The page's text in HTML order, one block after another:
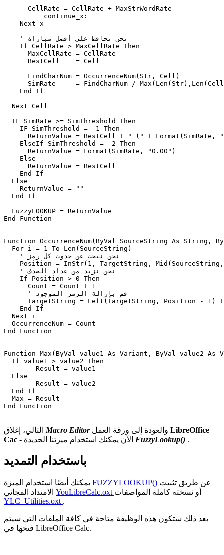
      CellRate = CellRate + MaxStrWordRate
    Next x
    ' نحن نحافظ على أفضل مباراة
    If CellRate > MaxCellRate Then
      MaxCellRate = CellRate
      BestCell    = Cell
      FindCharNum = OccurrenceNum(Str, Cell)
SimRate     = FindCharNum /
    End If
  Next Cell
  IF SimRate >= SimThreshold Then
    IF SimThreshold = -1 Then
ReturnValue = BestCell + " (" + Format(SimRate,
    ElseIf SimThreshold = -2 Then
      ReturnValue = Format(SimRate, "0.00")
    Else
      ReturnValue = BestCell
    End If
  Else
    ReturnValue = ""
  End If
  FuzzyLOOKUP = ReturnValue
End Function
Function OccurrenceNum(ByVal SourceString As String,
  For i = 1 To Len(SourceString)
    ' نحن نبحث عن حدوث كل رمز
Position = InStr(1, TargetString,
    ' نحن نزيد من عداد الصدف
    If Position > 0 Then
      Count = Count + 1
      ' قم بإزالة الرمز الموجود
TargetString = Left(TargetString, Position -
    End If
  Next i
  OccurrenceNum = Count
End Function
Function Max(ByVal value1 As Variant, ByVal value2
  If value1 > value2 Then
  Else
  End If
  Max = Result
End Function
Macro Editor
LibreOffice
Cac
FuzzyLookup() .
باستخدام التمديد
FUZZYLOOKUP() عن طريق تثبيت
YouLibreCalc.oxt أو نسخته كاملة المواصفات
YLC_Utilities.oxt .
بعد ذلك ستكون هذه الوظيفة متاحة في كافة الملفات التي سيتم
فتحها في LibreOffice Calc.